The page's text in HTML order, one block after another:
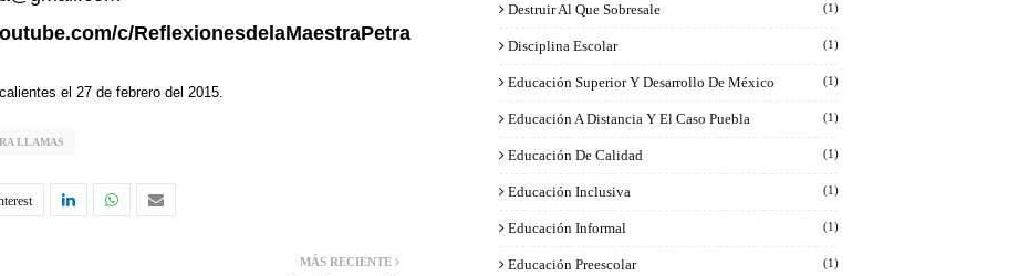
c/ReflexionesdelaMaestraPetra
el 27 de febrero del 2015.
LLAMAS
MÁS RECIENTE
Destruir Al Que Sobresale (1)
Disciplina Escolar (1)
Educación Superior Y Desarrollo De México (1)
Educación A Distancia Y El Caso Puebla (1)
Educación De Calidad (1)
Educación Inclusiva (1)
Educación Informal (1)
Educación Preescolar (1)